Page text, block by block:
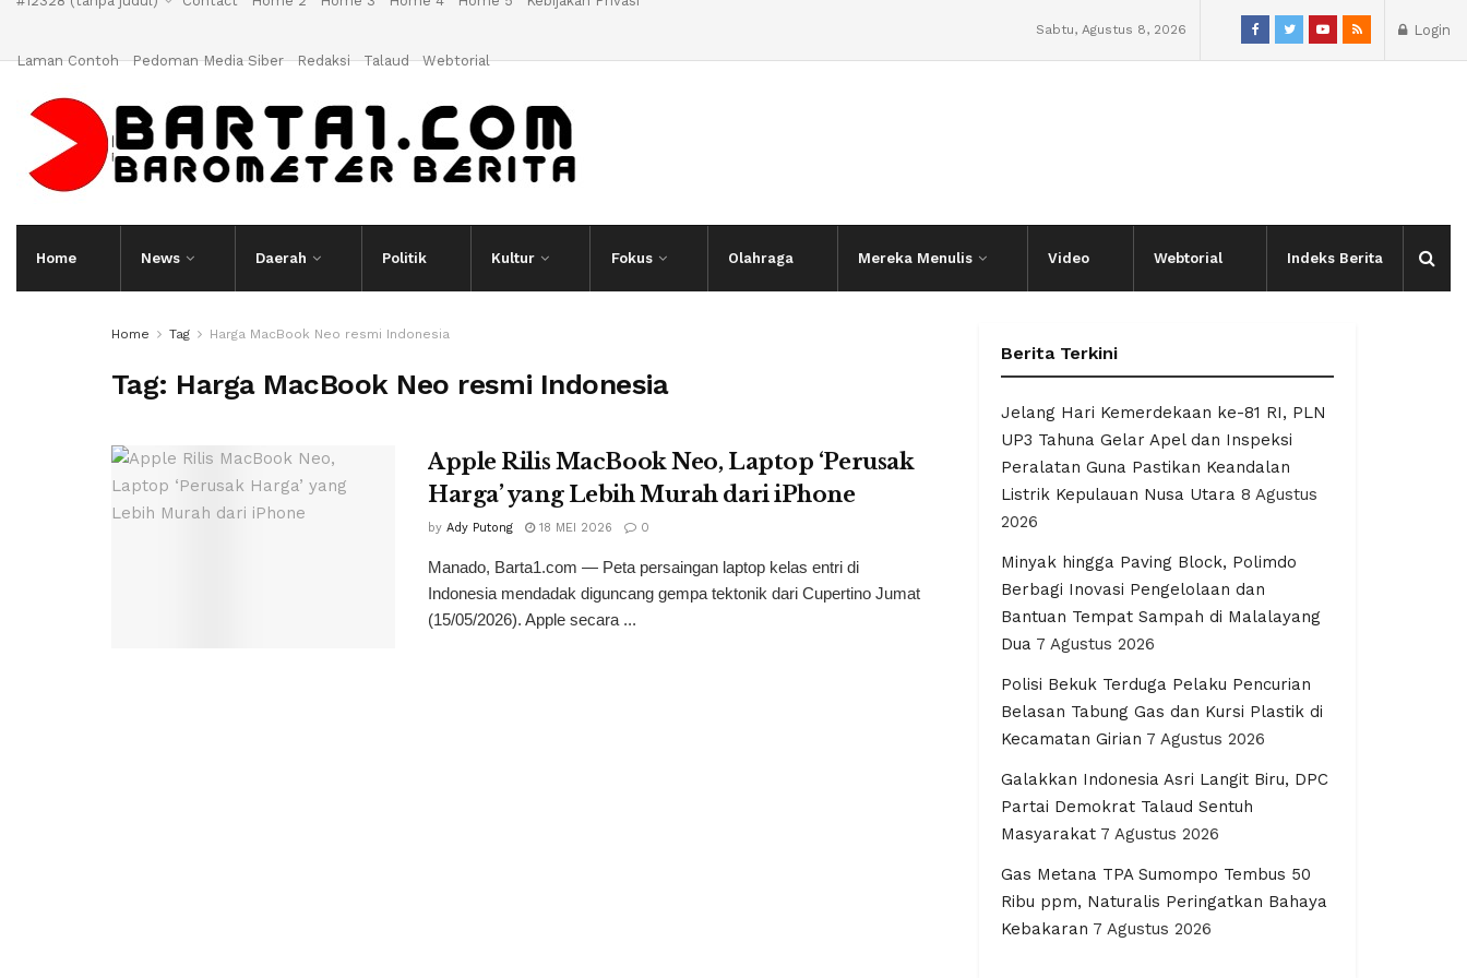
Laman Contoh Pedoman Media Siber Redaksi Talaud Webtorial
Sabtu, Agustus 8, 2026 Login
Home News Daerah Politik Kultur Fokus Olahraga Mereka Menulis Video Webtorial Indeks Berita
Home Tag Harga MacBook Neo resmi Indonesia
Tag: Harga MacBook Neo resmi Indonesia
Apple Rilis MacBook Neo, Laptop ‘Perusak
Harga’ yang Lebih Murah dari iPhone
by Ady Putong 18 MEI 2026 0
Manado, Barta1.com — Peta persaingan laptop kelas entri di
Indonesia mendadak diguncang gempa tektonik dari Cupertino Jumat
(15/05/2026). Apple secara ...
Berita Terkini
Jelang Hari Kemerdekaan ke-81 RI, PLN
UP3 Tahuna Gelar Apel dan Inspeksi
Peralatan Guna Pastikan Keandalan
Listrik Kepulauan Nusa Utara 8 Agustus
2026
Minyak hingga Paving Block, Polimdo
Berbagi Inovasi Pengelolaan dan
Bantuan Tempat Sampah di Malalayang
Dua 7 Agustus 2026
Polisi Bekuk Terduga Pelaku Pencurian
Belasan Tabung Gas dan Kursi Plastik di
Kecamatan Girian 7 Agustus 2026
Galakkan Indonesia Asri Langit Biru, DPC
Partai Demokrat Talaud Sentuh
Masyarakat 7 Agustus 2026
Gas Metana TPA Sumompo Tembus 50
Ribu ppm, Naturalis Peringatkan Bahaya
Kebakaran 7 Agustus 2026